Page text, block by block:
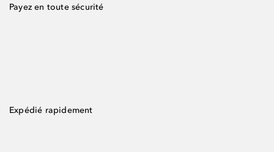
Payez en toute sécurité
Expédié rapidement